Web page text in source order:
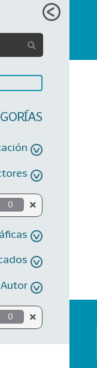
0
Autor
0